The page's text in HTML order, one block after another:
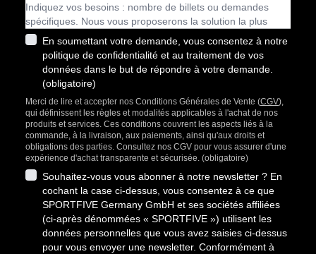
En soumettant votre demande, vous consentez à notre
politique de confidentialité et au traitement de vos
données dans le but de répondre à votre demande.
(obligatoire)
Merci de lire et accepter nos Conditions Générales de Vente (CGV),
qui définissent les règles et modalités applicables à l'achat de nos
produits et services. Ces conditions couvrent les aspects liés à la
commande, à la livraison, aux paiements, ainsi qu'aux droits et
obligations des parties. Consultez nos CGV pour vous assurer d'une
expérience d'achat transparente et sécurisée. (obligatoire)
Souhaitez-vous vous abonner à notre newsletter ? En
cochant la case ci-dessus, vous consentez à ce que
SPORTFIVE Germany GmbH et ses sociétés affiliées
(ci-après dénommées « SPORTFIVE ») utilisent les
données personnelles que vous avez saisies ci-dessus
pour vous envoyer une newsletter. Conformément à